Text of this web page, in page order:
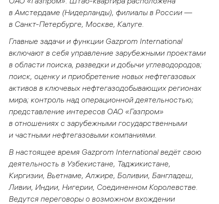
в Амстердаме (Нидерланды), филиалы в России —
в Санкт-Петербурге, Москве, Калуге.
Главные задачи и функции Gazprom International
включают в себя управление зарубежными проектами
в области поиска, разведки и добычи углеводородов;
поиск, оценку и приобретение новых нефтегазовых
активов в ключевых нефтегазодобывающих регионах
мира; контроль над операционной деятельностью;
представление интересов ОАО «Газпром»
в отношениях с зарубежными государственными
и частными нефтегазовыми компаниями.
В настоящее время Gazprom International ведёт свою
деятельность в Узбекистане, Таджикистане,
Киргизии, Вьетнаме, Алжире, Боливии, Бангладеш,
Ливии, Индии, Нигерии, Соединенном Королевстве.
Ведутся переговоры о возможном вхождении